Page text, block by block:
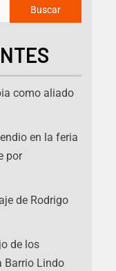
Buscar
como aliado
en la feria
por
de Rodrigo
de los
Barrio Lindo